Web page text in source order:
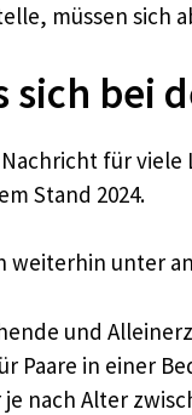
müssen sich
sich
für
Stand 2024.
weiterhin unter
und
Paare in einer
nach Alter